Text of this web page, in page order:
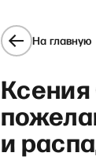
На главную
и